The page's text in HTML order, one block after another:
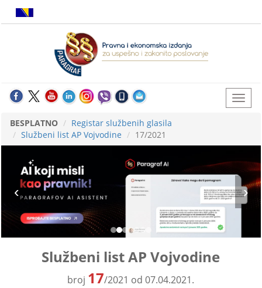
BESPLATNO
Registar službenih glasila
Službeni list AP Vojvodine
17/2021
Službeni list AP Vojvodine
broj 17/2021 od 07.04.2021.